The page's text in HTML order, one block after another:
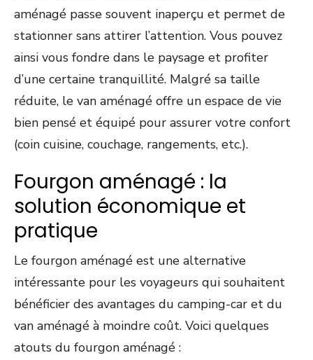
aménagé passe souvent inaperçu et permet de
stationner sans attirer l’attention. Vous pouvez
ainsi vous fondre dans le paysage et profiter
d’une certaine tranquillité. Malgré sa taille
réduite, le van aménagé offre un espace de vie
bien pensé et équipé pour assurer votre confort
(coin cuisine, couchage, rangements, etc.).
Fourgon aménagé : la
solution économique et
pratique
Le fourgon aménagé est une alternative
intéressante pour les voyageurs qui souhaitent
bénéficier des avantages du camping-car et du
van aménagé à moindre coût. Voici quelques
atouts du fourgon aménagé :